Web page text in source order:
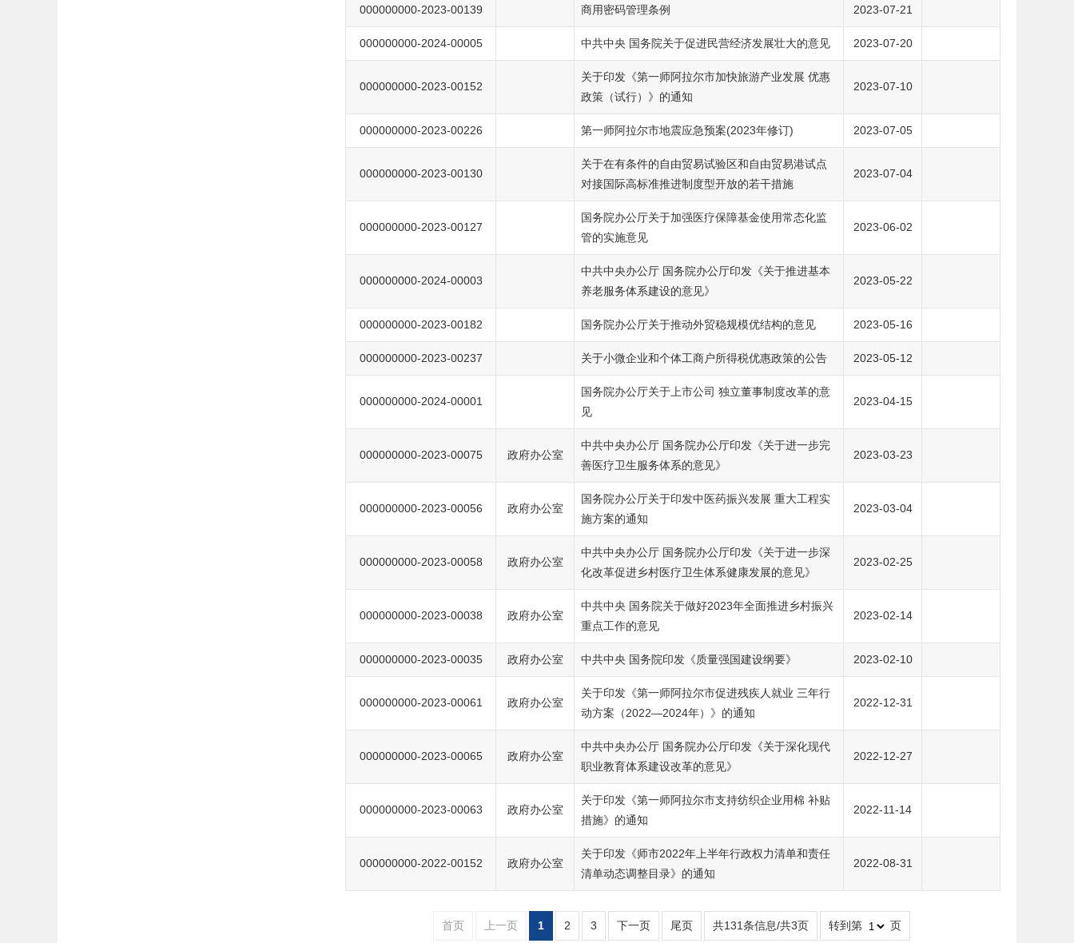
000000000-2023-00139 商用密码管理条例 2023-07-21
000000000-2024-00005 中共中央 国务院关于促进民营经济发展壮大的意见 2023-07-20
000000000-2023-00152
关于印发《第一师阿拉尔市加快旅游产业发展 优惠
政策（试行）》的通知
2023-07-10
000000000-2023-00226 第一师阿拉尔市地震应急预案(2023年修订) 2023-07-05
000000000-2023-00130
关于在有条件的自由贸易试验区和自由贸易港试点
对接国际高标准推进制度型开放的若干措施
2023-07-04
000000000-2023-00127
国务院办公厅关于加强医疗保障基金使用常态化监
管的实施意见
2023-06-02
000000000-2024-00003
中共中央办公厅 国务院办公厅印发《关于推进基本
养老服务体系建设的意见》
2023-05-22
000000000-2023-00182 国务院办公厅关于推动外贸稳规模优结构的意见 2023-05-16
000000000-2023-00237 关于小微企业和个体工商户所得税优惠政策的公告 2023-05-12
000000000-2024-00001
国务院办公厅关于上市公司 独立董事制度改革的意
见
2023-04-15
000000000-2023-00075 政府办公室
中共中央办公厅 国务院办公厅印发《关于进一步完
善医疗卫生服务体系的意见》
2023-03-23
000000000-2023-00056 政府办公室
国务院办公厅关于印发中医药振兴发展 重大工程实
施方案的通知
2023-03-04
000000000-2023-00058 政府办公室
中共中央办公厅 国务院办公厅印发《关于进一步深
化改革促进乡村医疗卫生体系健康发展的意见》
2023-02-25
000000000-2023-00038 政府办公室
中共中央 国务院关于做好2023年全面推进乡村振兴
重点工作的意见
2023-02-14
000000000-2023-00035 政府办公室 中共中央 国务院印发《质量强国建设纲要》 2023-02-10
000000000-2023-00061 政府办公室
关于印发《第一师阿拉尔市促进残疾人就业 三年行
动方案（2022—2024年）》的通知
2022-12-31
000000000-2023-00065 政府办公室
中共中央办公厅 国务院办公厅印发《关于深化现代
职业教育体系建设改革的意见》
2022-12-27
000000000-2023-00063 政府办公室
关于印发《第一师阿拉尔市支持纺织企业用棉 补贴
措施》的通知
2022-11-14
000000000-2022-00152 政府办公室
关于印发《师市2022年上半年行政权力清单和责任
清单动态调整目录》的通知
2022-08-31
首页 上一页 1 2 3 下一页 尾页 共131条信息/共3页 转到第 页